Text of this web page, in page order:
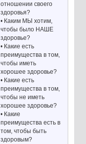
отношении своего
здоровья?
• Каким МЫ хотим,
чтобы было НАШЕ
здоровье?
• Какие есть
преимущества в том,
чтобы иметь
хорошее здоровье?
• Какие есть
преимущества в том,
чтобы не иметь
хорошее здоровье?
• Какие
преимущества есть в
том, чтобы быть
здоровым?